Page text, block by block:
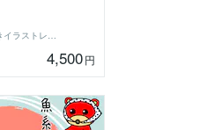
ベアたん＠落書きイラストレーター
4,500円